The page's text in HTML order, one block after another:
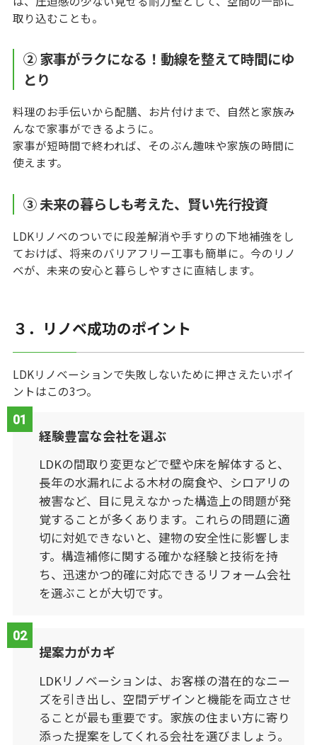
取り込むことも。
② 家事がラクになる！動線を整えて時間にゆ
とり
料理のお手伝いから配膳、お片付けまで、自然と家族み
んなで家事ができるように。
家事が短時間で終われば、そのぶん趣味や家族の時間に
使えます。
③ 未来の暮らしも考えた、賢い先行投資
LDKリノベのついでに段差解消や手すりの下地補強をし
ておけば、将来のバリアフリー工事も簡単に。今のリノ
ベが、未来の安心と暮らしやすさに直結します。
３．リノベ成功のポイント
LDKリノベーションで失敗しないために押さえたいポイ
ントはこの3つ。
経験豊富な会社を選ぶ
LDKの間取り変更などで壁や床を解体すると、
長年の水漏れによる木材の腐食や、シロアリの
被害など、目に見えなかった構造上の問題が発
覚することが多くあります。これらの問題に適
切に対処できないと、建物の安全性に影響しま
す。構造補修に関する確かな経験と技術を持
ち、迅速かつ的確に対応できるリフォーム会社
を選ぶことが大切です。
提案力がカギ
LDKリノベーションは、お客様の潜在的なニー
ズを引き出し、空間デザインと機能を両立させ
ることが最も重要です。家族の住まい方に寄り
添った提案をしてくれる会社を選びましょう。